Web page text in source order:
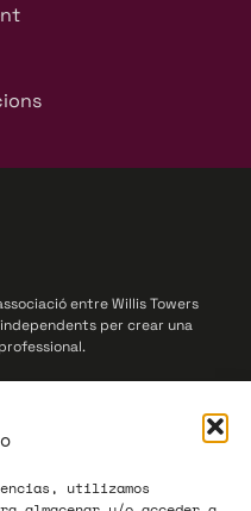
utilizamos
entre Willis Towers
per crear una
Watson
interessos de les